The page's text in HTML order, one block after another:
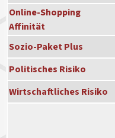
Online-Shopping
Affinität
Sozio-Paket Plus
Politisches Risiko
Wirtschaftliches Risiko